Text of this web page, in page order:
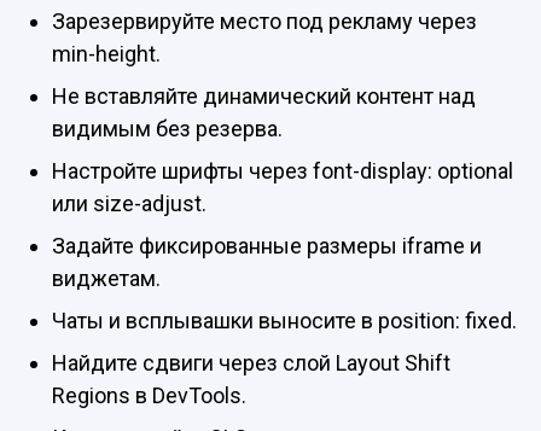
Зарезервируйте место под рекламу через
min-height.
Не вставляйте динамический контент над
видимым без резерва.
Настройте шрифты через font-display: optional
или size-adjust.
Задайте фиксированные размеры iframe и
виджетам.
Чаты и всплывашки выносите в position: fixed.
Найдите сдвиги через слой Layout Shift
Regions в DevTools.